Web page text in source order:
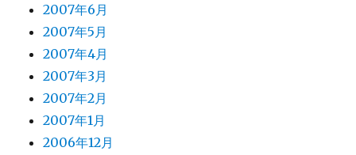
2007年6月
2007年5月
2007年4月
2007年3月
2007年2月
2007年1月
2006年12月